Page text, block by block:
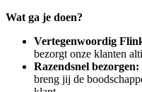
Wat ga je doen?
Vertegenwoordig
bezorgt onze klanten
Razendsnel bezorgen:
breng jij de